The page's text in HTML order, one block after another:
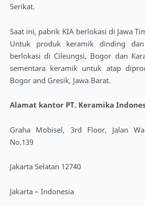
Serikat.
Saat ini, pabrik KIA berlokasi di Jawa
Untuk produk keramik dinding
berlokasi di Cileungsi, Bogor dan
sementara keramik untuk atap
Bogor and Gresik, Jawa Barat.
Alamat kantor PT. Keramika
Graha Mobisel, 3rd Floor, Jalan
No.139
Jakarta Selatan 12740
Jakarta – Indonesia